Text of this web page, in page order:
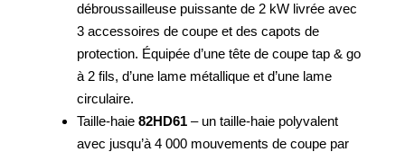
débroussailleuse puissante de 2 kW livrée avec
3 accessoires de coupe et des capots de
protection. Équipée d’une tête de coupe tap & go
à 2 fils, d’une lame métallique et d’une lame
circulaire.
Taille-haie 82HD61 – un taille-haie polyvalent
avec jusqu’à 4 000 mouvements de coupe par